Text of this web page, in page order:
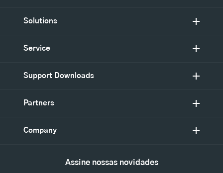
Solutions
Service
Support Downloads
Partners
Company
Assine nossas novidades